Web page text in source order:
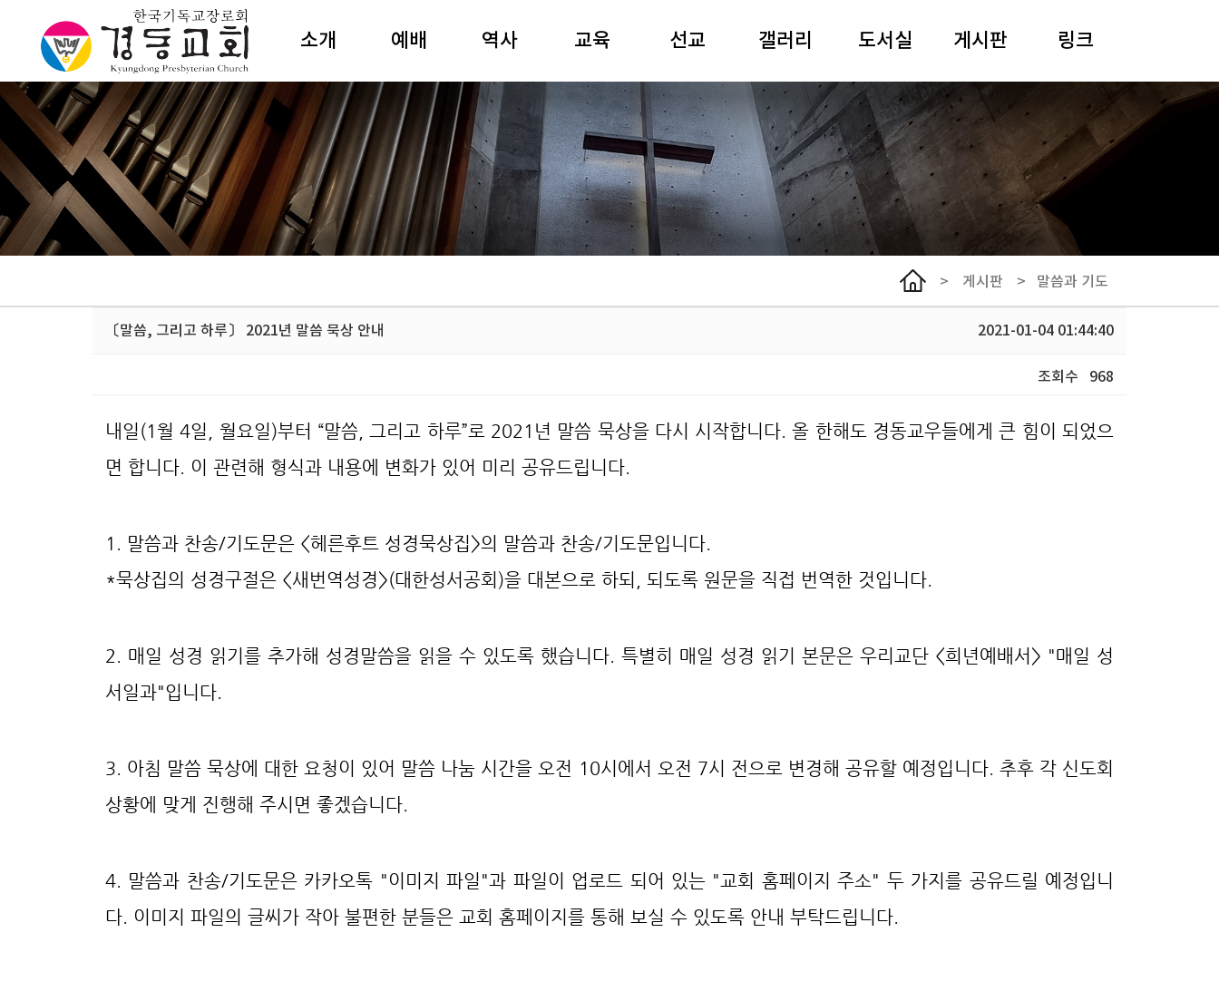
소개
담임목사
섬기는이
교회조직
예배안내
새교우안내
예전해설
갤러리카페
오시는길
예배
주일예배
성경강해
수요예배
절기예배
특별예배
예배음악
상제례식
역사
역사연표
여해 강원용
목사
장공 김재준
교육
성경공부
경동강좌
경동아카데미
유치부
어린이부
중고등부
선교
선교와 나눔
국제협력
갤러리
80주년
사진
영상
공연
전시
경동회보
도서실
안내
도서검색
게시판
일정
말씀과 기도
추모
링크
여해 강원용 목사
사이버아카이브
경동어린이집
선한이웃클리닉
한국기독교장로회
총회
서울노회
NCCK
WCC
> 게시판 > 말씀과 기도
〔말씀, 그리고 하루〕 2021년 말씀 묵상 안내 2021-01-04 01:44:40
조회수 968
내일(1월 4일, 월요일)부터 “말씀, 그리고 하루”로 2021년 말씀 묵상을 다시 시작합니다. 올 한해도 경동교우들에게 큰 힘이 되었으
면 합니다. 이 관련해 형식과 내용에 변화가 있어 미리 공유드립니다.
1. 말씀과 찬송/기도문은 <헤른후트 성경묵상집>의 말씀과 찬송/기도문입니다.
*묵상집의 성경구절은 <새번역성경>(대한성서공회)을 대본으로 하되, 되도록 원문을 직접 번역한 것입니다.
2. 매일 성경 읽기를 추가해 성경말씀을 읽을 수 있도록 했습니다. 특별히 매일 성경 읽기 본문은 우리교단 <희년예배서> "매일 성
서일과"입니다.
3. 아침 말씀 묵상에 대한 요청이 있어 말씀 나눔 시간을 오전 10시에서 오전 7시 전으로 변경해 공유할 예정입니다. 추후 각 신도회
상황에 맞게 진행해 주시면 좋겠습니다.
4. 말씀과 찬송/기도문은 카카오톡 "이미지 파일"과 파일이 업로드 되어 있는 "교회 홈페이지 주소" 두 가지를 공유드릴 예정입니
다. 이미지 파일의 글씨가 작아 불편한 분들은 교회 홈페이지를 통해 보실 수 있도록 안내 부탁드립니다.